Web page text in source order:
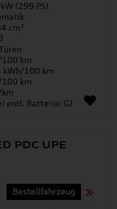
(299 PS)
cm³
km
kWh/100 km
km
entl. Batterie: G)
PDC UPE
Bestellfahrzeug